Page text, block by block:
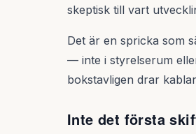
skeptisk till vart
Det är en spricka som
— inte i styrelserum
bokstavligen drar
Inte det första